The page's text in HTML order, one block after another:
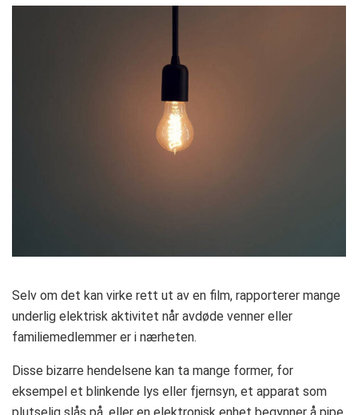
Selv om det kan virke rett ut av en film, rapporterer mange
underlig elektrisk aktivitet når avdøde venner eller
familiemedlemmer er i nærheten.
Disse bizarre hendelsene kan ta mange former, for
eksempel et blinkende lys eller fjernsyn, et apparat som